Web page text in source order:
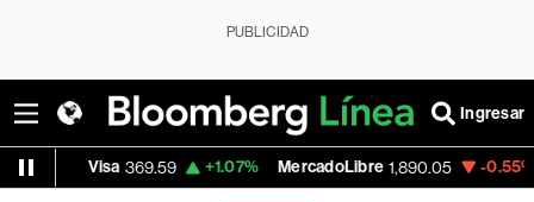
PUBLICIDAD
Ingresar
+1.07% MercadoLibre 1,890.05 -0.55% Banco